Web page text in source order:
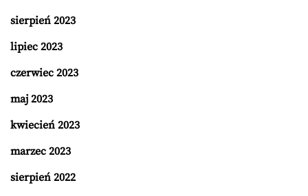
sierpień 2023
lipiec 2023
czerwiec 2023
maj 2023
kwiecień 2023
marzec 2023
sierpień 2022